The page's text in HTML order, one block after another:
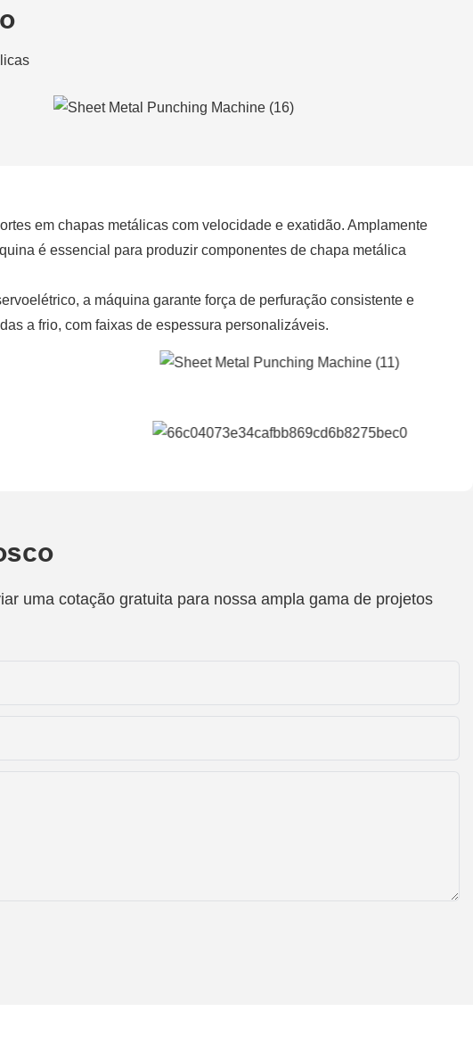
em chapas metálicas com velocidade e exatidão. Amplamente
é essencial para produzir componentes de chapa metálica
a máquina garante força de perfuração consistente e
a frio, com faixas de espessura personalizáveis.
uma cotação gratuita para nossa ampla gama de projetos